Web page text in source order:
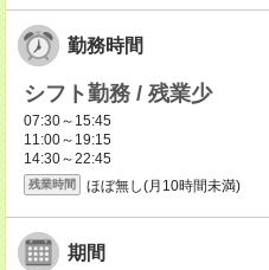
勤務時間
シフト勤務 / 残業少
07:30～15:45
11:00～19:15
14:30～22:45
残業時間 ほぼ無し(月10時間未満)
期間